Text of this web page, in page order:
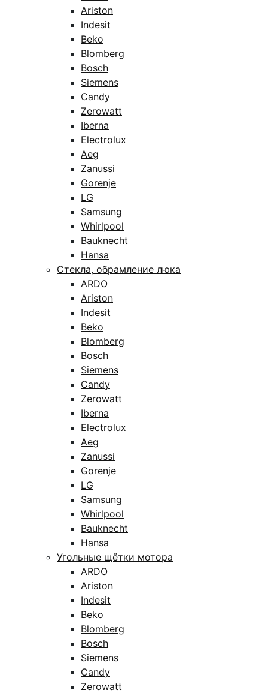
Ariston
Indesit
Beko
Blomberg
Bosch
Siemens
Candy
Zerowatt
Iberna
Electrolux
Aeg
Zanussi
Gorenje
LG
Samsung
Whirlpool
Bauknecht
Hansa
Стекла, обрамление люка
ARDO
Ariston
Indesit
Beko
Blomberg
Bosch
Siemens
Candy
Zerowatt
Iberna
Electrolux
Aeg
Zanussi
Gorenje
LG
Samsung
Whirlpool
Bauknecht
Hansa
Угольные щётки мотора
ARDO
Ariston
Indesit
Beko
Blomberg
Bosch
Siemens
Candy
Zerowatt